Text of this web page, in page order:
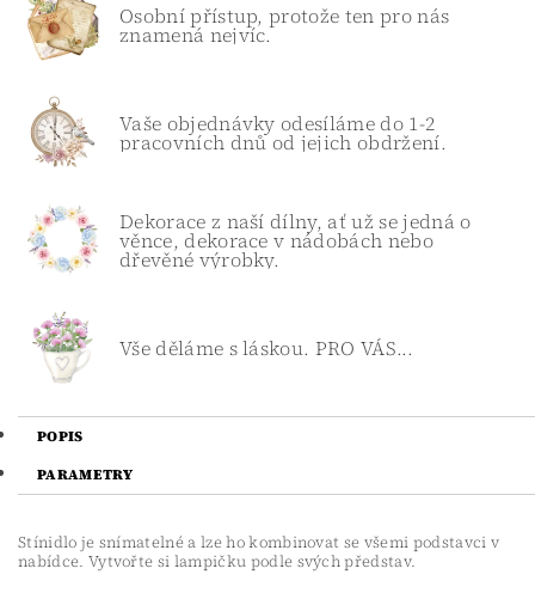
Osobní přístup, protože ten pro nás
znamená nejvíc.
Vaše objednávky odesíláme do 1-2
pracovních dnů od jejich obdržení.
Dekorace z naší dílny, ať už se jedná o
věnce, dekorace v nádobách nebo
dřevěné výrobky.
Vše děláme s láskou. PRO VÁS...
POPIS
PARAMETRY
Stínidlo je snímatelné a lze ho kombinovat se všemi podstavci v
nabídce. Vytvořte si lampičku podle svých představ.